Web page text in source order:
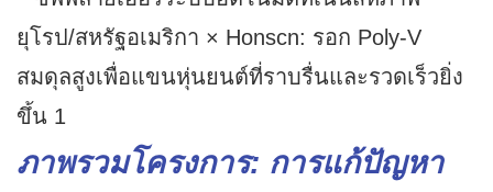
ภาพรวมโครงการ: การแก้ปัญหา